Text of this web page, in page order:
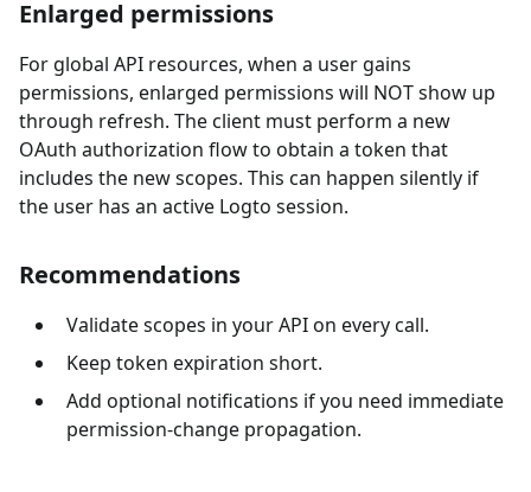
Enlarged permissions
For global API resources, when a user gains
permissions, enlarged permissions will NOT show up
through refresh. The client must perform a new
OAuth authorization flow to obtain a token that
includes the new scopes. This can happen silently if
the user has an active Logto session.
Recommendations
Validate scopes in your API on every call.
Keep token expiration short.
Add optional notifications if you need immediate
permission-change propagation.